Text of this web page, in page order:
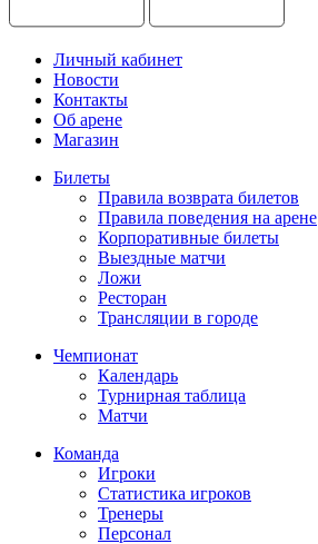
Личный кабинет
Новости
Контакты
Об арене
Магазин
Билеты
Правила возврата билетов
Правила поведения на арене
Корпоративные билеты
Выездные матчи
Ложи
Ресторан
Трансляции в городе
Чемпионат
Календарь
Турнирная таблица
Матчи
Команда
Игроки
Статистика игроков
Тренеры
Персонал